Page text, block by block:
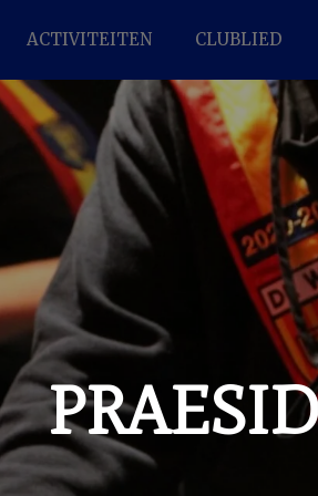
ACTIVITEITEN CLUBLIED